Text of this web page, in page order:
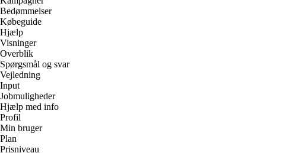
Bedømmelser
Købeguide
Hjælp
Visninger
Overblik
Spørgsmål og svar
Vejledning
Input
Jobmuligheder
Hjælp med info
Profil
Min bruger
Plan
Prisniveau